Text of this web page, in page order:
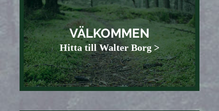
VÄLKOMMEN
Hitta till Walter Borg >